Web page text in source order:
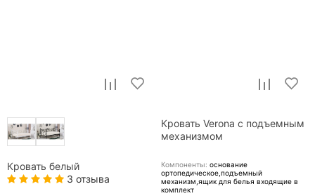
Кровать белый
3 отзыва
Кровать Verona с подъемным
механизмом
Компоненты: основание
ортопедическое,подъемный
механизм,ящик для белья входящие в
комплект